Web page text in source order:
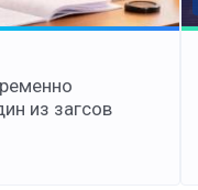
из загсов